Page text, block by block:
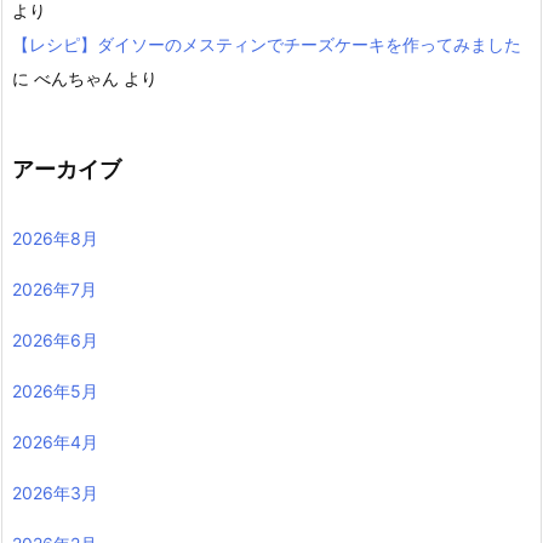
より
【レシピ】ダイソーのメスティンでチーズケーキを作ってみました
に べんちゃん より
アーカイブ
2026年8月
2026年7月
2026年6月
2026年5月
2026年4月
2026年3月